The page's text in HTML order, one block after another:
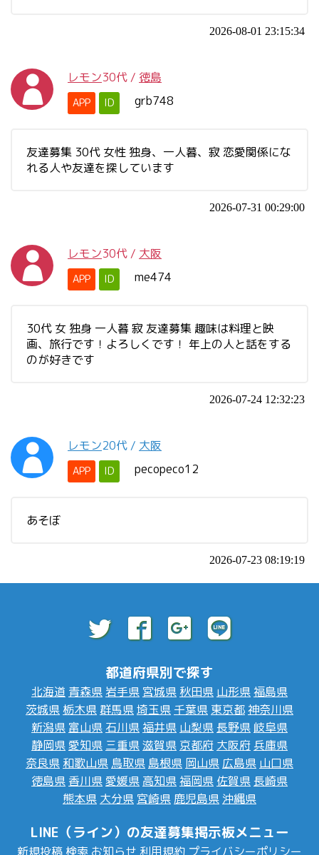
2026-08-01 23:15:34
レモン30代 / 徳島
APP ID grb748
友達募集 30代 女性 独身、一人暮、寂 恋愛関係にな
れる人や友達を探しています
2026-07-31 00:29:00
レモン30代 / 大阪
APP ID me474
30代 女 独身 一人暮 寂 友達募集 趣味は料理と映
画、旅行です！よろしくです！ 年上の人と話をする
のが好きです
2026-07-24 12:32:23
レモン20代 / 大阪
APP ID pecopeco12
あそぼ
2026-07-23 08:19:19
都道府県別で探す
北海道 青森県 岩手県 宮城県 秋田県 山形県福島県
茨城県 栃木県群馬県埼玉県 千葉県 東京都神奈川県
新潟県 富山県 石川県福井県 山梨県 長野県 岐阜県
静岡県愛知県 三重県滋賀県 京都府 大阪府 兵庫県
奈良県 和歌山県 鳥取県 島根県 岡山県 広島県 山口県
徳島県 香川県愛媛県 高知県福岡県 佐賀県 長崎県
熊本県 大分県 宮崎県 鹿児島県 沖縄県
LINE（ライン）の友達募集掲示板メニュー
新規投稿 検索 お知らせ 利用規約 プライバシーポリシー